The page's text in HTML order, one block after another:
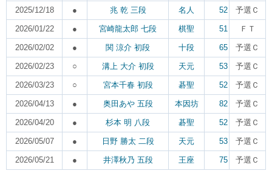
2025/12/18 ● 兆 乾 三段 名人 52 予選Ｃ
2026/01/22 ● 宮崎龍太郎 七段 棋聖 51 ＦＴ
2026/02/02 ● 関 涼介 初段 十段 65 予選Ｃ
2026/02/23 ○ 溝上 大介 初段 天元 53 予選Ｃ
2026/03/23 ○ 宮本千春 初段 碁聖 52 予選Ｃ
2026/04/13 ● 奥田あや 五段 本因坊 82 予選Ｃ
2026/04/20 ● 杉本 明 八段 碁聖 52 予選Ｃ
2026/05/07 ● 日野 勝太 二段 天元 53 予選Ｃ
2026/05/21 ● 井澤秋乃 五段 王座 75 予選Ｃ